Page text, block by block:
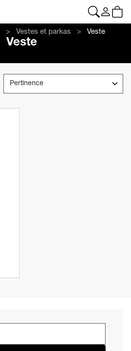
Vestes et parkas Veste
Veste